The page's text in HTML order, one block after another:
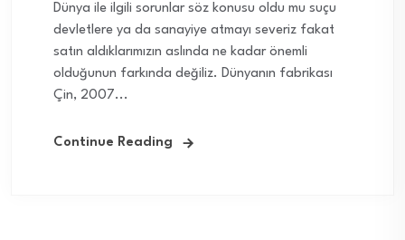
Dünya ile ilgili sorunlar söz konusu oldu mu suçu
devletlere ya da sanayiye atmayı severiz fakat
satın aldıklarımızın aslında ne kadar önemli
olduğunun farkında değiliz. Dünyanın fabrikası
Çin, 2007...
Continue Reading